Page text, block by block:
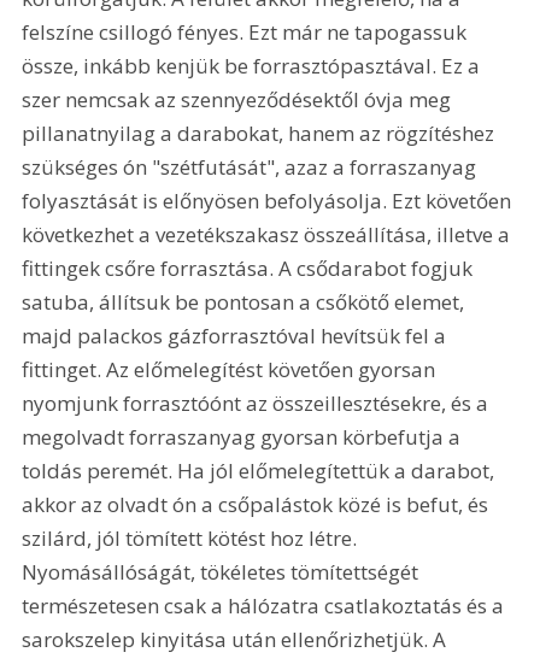
felszíne csillogó fényes. Ezt már ne tapogassuk
össze, inkább kenjük be forrasztópasztával. Ez a
szer nemcsak az szennyeződésektől óvja meg
pillanatnyilag a darabokat, hanem az rögzítéshez
szükséges ón "szétfutását", azaz a forraszanyag
folyasztását is előnyösen befolyásolja. Ezt követően
következhet a vezetékszakasz összeállítása, illetve a
fittingek csőre forrasztása. A csődarabot fogjuk
satuba, állítsuk be pontosan a csőkötő elemet,
majd palackos gázforrasztóval hevítsük fel a
fittinget. Az előmelegítést követően gyorsan
nyomjunk forrasztóónt az összeillesztésekre, és a
megolvadt forraszanyag gyorsan körbefutja a
toldás peremét. Ha jól előmelegítettük a darabot,
akkor az olvadt ón a csőpalástok közé is befut, és
szilárd, jól tömített kötést hoz létre.
Nyomásállóságát, tökéletes tömítettségét
természetesen csak a hálózatra csatlakoztatás és a
sarokszelep kinyitása után ellenőrizhetjük. A